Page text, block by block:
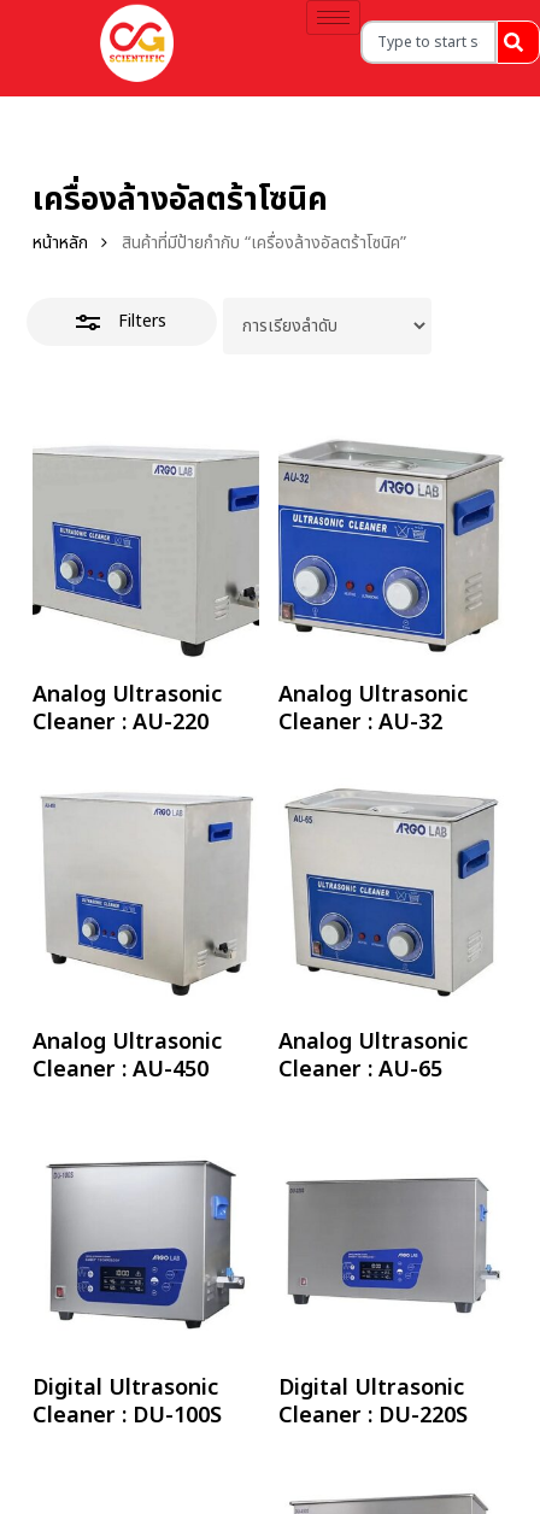
เครื่องล้างอัลตร้าโซนิค
หน้าหลัก สินค้าที่มีป้ายกำกับ “เครื่องล้างอัลตร้าโซนิค”
Filters
อ่านเพิ่ม
Analog Ultrasonic
Cleaner : AU-220
อ่านเพิ่ม
Analog Ultrasonic
Cleaner : AU-32
อ่านเพิ่ม
Analog Ultrasonic
Cleaner : AU-450
อ่านเพิ่ม
Analog Ultrasonic
Cleaner : AU-65
อ่านเพิ่ม
Digital Ultrasonic
Cleaner : DU-100S
อ่านเพิ่ม
Digital Ultrasonic
Cleaner : DU-220S